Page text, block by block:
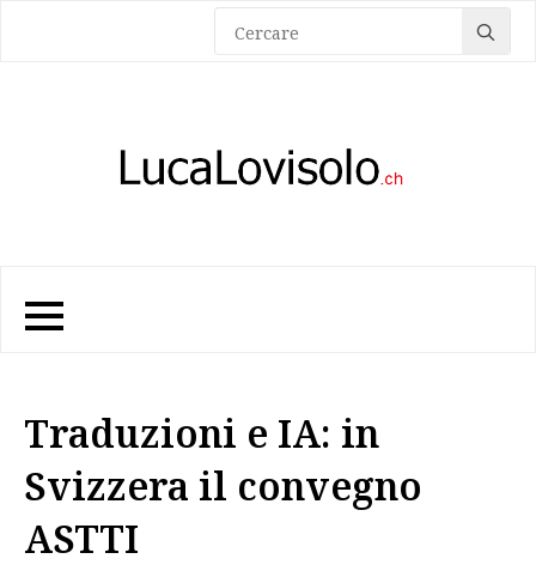
for:
Traduzioni e IA: in
Svizzera il convegno
ASTTI